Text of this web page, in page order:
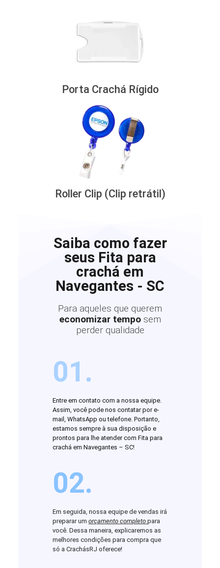
Porta Crachá Rígido
Roller Clip (Clip retrátil)
Saiba como fazer
seus Fita para
crachá em
Navegantes - SC
Para aqueles que querem
economizar tempo sem
perder qualidade
01.
Entre em contato com a nossa equipe.
Assim, você pode nos contatar por e-
mail, WhatsApp ou telefone. Portanto,
estamos sempre à sua disposição e
prontos para lhe atender com Fita para
crachá em Navegantes – SC!
02.
Em seguida, nossa equipe de vendas irá
preparar umorçamento completopara
você. Dessa maneira, explicaremos as
melhores condições para compra que
só a CrachásRJ oferece!